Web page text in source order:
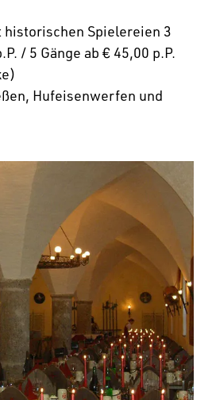
Spielereien 3
/ 5 Gänge ab € 45,00 p.P.
Hufeisenwerfen und